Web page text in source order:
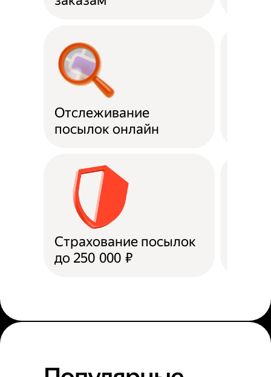
Отслеживание
посылок онлайн
Страхование посылок
до 250 000 ₽